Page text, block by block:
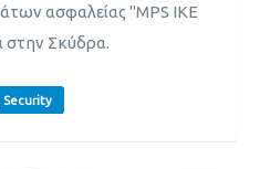
ασφαλείας "MPS IKE
στην Σκύδρα.
Security